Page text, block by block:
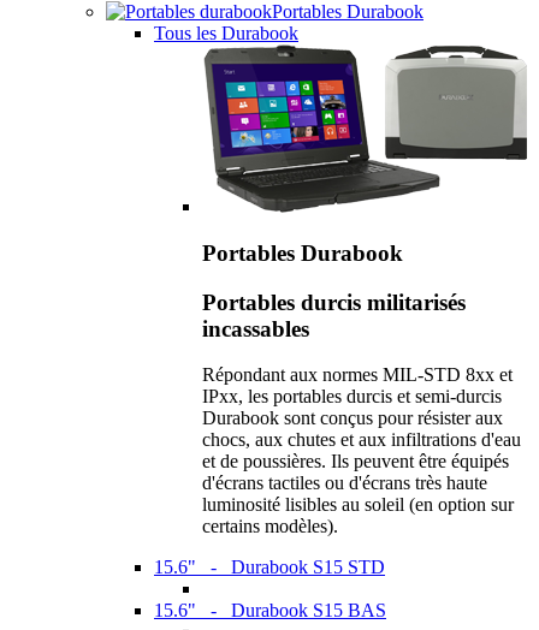
Portables Durabook
Tous les Durabook
Portables Durabook
Portables durcis militarisés
incassables
Répondant aux normes MIL-STD 8xx et
IPxx, les portables durcis et semi-durcis
Durabook sont conçus pour résister aux
chocs, aux chutes et aux infiltrations d'eau
et de poussières. Ils peuvent être équipés
d'écrans tactiles ou d'écrans très haute
luminosité lisibles au soleil (en option sur
certains modèles).
15.6" - Durabook S15 STD
15.6" - Durabook S15 BAS